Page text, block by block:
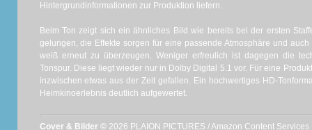
Hintergrundinformationen zur Produktion liefern.
Beim Ton zeigt sich ein ähnliches Bild wie bereits bei der ersten
gelungen, die Effekte sorgen für eine passende Atmosphäre und
weiß erneut zu überzeugen. Weniger erfreulich ist dagegen die
Tonspur. Diese liegt wieder nur in Dolby Digital 5.1 vor. Für eine
inzwischen etwas aus der Zeit gefallen. Ein hochwertiges HD-
Heimkinoerlebnis deutlich aufgewertet.
Cover & Bilder © 2026 PLAION PICTURES / Amazon Content Services